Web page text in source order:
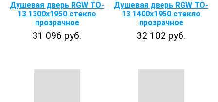
Душевая дверь RGW TO-
13 1300x1950 стекло
прозрачное
31 096 руб.
Душевая дверь RGW TO-
13 1400x1950 стекло
прозрачное
32 102 руб.